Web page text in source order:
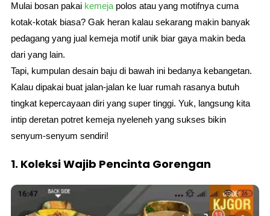
Mulai bosan pakai kemeja polos atau yang motifnya cuma
kotak-kotak biasa? Gak heran kalau sekarang makin banyak
pedagang yang jual kemeja motif unik biar gaya makin beda
dari yang lain.
Tapi, kumpulan desain baju di bawah ini bedanya kebangetan.
Kalau dipakai buat jalan-jalan ke luar rumah rasanya butuh
tingkat kepercayaan diri yang super tinggi. Yuk, langsung kita
intip deretan potret kemeja nyeleneh yang sukses bikin
senyum-senyum sendiri!
1. Koleksi Wajib Pencinta Gorengan